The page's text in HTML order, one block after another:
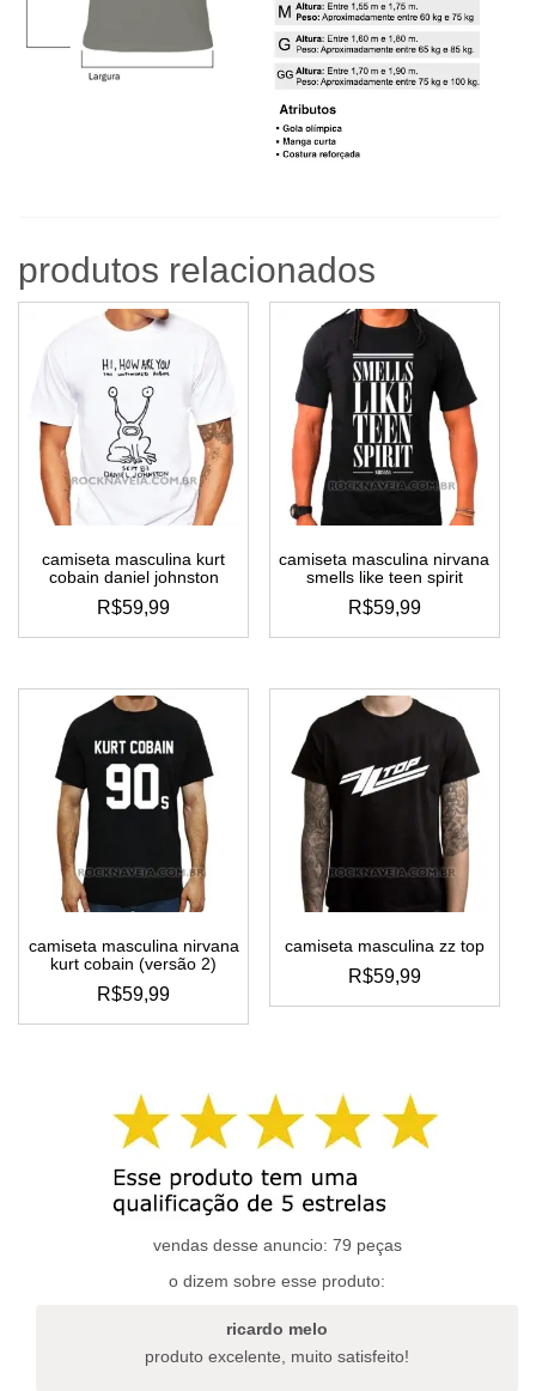
produtos relacionados
camiseta masculina kurt
cobain daniel johnston
R$59,99
este
tem
várias
variantes.
as
opções
podem
escolhidas
na
página
produto
camiseta masculina nirvana
smells like teen spirit
R$59,99
este
tem
várias
as
opções
escolhidas
na
produto
camiseta masculina nirvana
kurt cobain (versão 2)
R$59,99
este
várias
variantes.
as
opções
podem
escolhidas
página
camiseta masculina zz top
R$59,99
este
variantes.
as
opções
ser
na
página
vendas desse anuncio: 79 peças
o dizem sobre esse produto:
ricardo melo
produto excelente, muito satisfeito!